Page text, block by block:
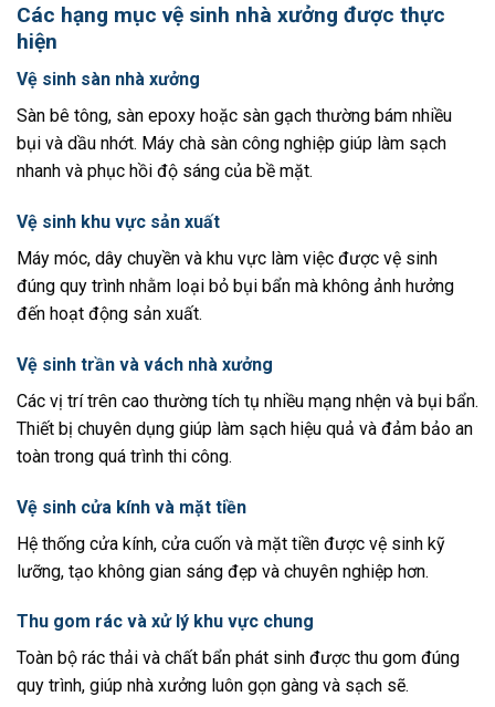
Các hạng mục vệ sinh nhà xưởng được thực
hiện
Vệ sinh sàn nhà xưởng
Sàn bê tông, sàn epoxy hoặc sàn gạch thường bám nhiều
bụi và dầu nhớt. Máy chà sàn công nghiệp giúp làm sạch
nhanh và phục hồi độ sáng của bề mặt.
Vệ sinh khu vực sản xuất
Máy móc, dây chuyền và khu vực làm việc được vệ sinh
đúng quy trình nhằm loại bỏ bụi bẩn mà không ảnh hưởng
đến hoạt động sản xuất.
Vệ sinh trần và vách nhà xưởng
Các vị trí trên cao thường tích tụ nhiều mạng nhện và bụi bẩn.
Thiết bị chuyên dụng giúp làm sạch hiệu quả và đảm bảo an
toàn trong quá trình thi công.
Vệ sinh cửa kính và mặt tiền
Hệ thống cửa kính, cửa cuốn và mặt tiền được vệ sinh kỹ
lưỡng, tạo không gian sáng đẹp và chuyên nghiệp hơn.
Thu gom rác và xử lý khu vực chung
Toàn bộ rác thải và chất bẩn phát sinh được thu gom đúng
quy trình, giúp nhà xưởng luôn gọn gàng và sạch sẽ.